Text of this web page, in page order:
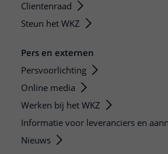
Clientenraad
Steun het WKZ
Pers en externen
Persvoorlichting
Online media
Werken bij het WKZ
Informatie voor leveranciers en
Nieuws